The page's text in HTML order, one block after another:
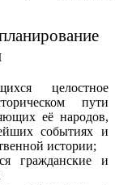
целостное
пути
её народов,
событиях и
истории;
гражданские и